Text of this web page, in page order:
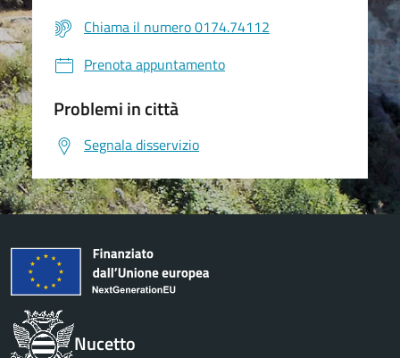
Chiama il numero 0174.74112
Prenota appuntamento
Problemi in città
Segnala disservizio
Nucetto